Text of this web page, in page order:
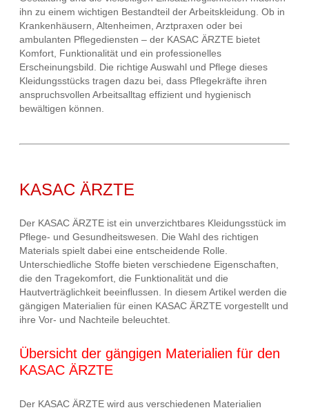
ihn zu einem wichtigen Bestandteil der Arbeitskleidung. Ob in
Krankenhäusern, Altenheimen, Arztpraxen oder bei
ambulanten Pflegediensten – der KASAC ÄRZTE bietet
Komfort, Funktionalität und ein professionelles
Erscheinungsbild. Die richtige Auswahl und Pflege dieses
Kleidungsstücks tragen dazu bei, dass Pflegekräfte ihren
anspruchsvollen Arbeitsalltag effizient und hygienisch
bewältigen können.
KASAC ÄRZTE
Der KASAC ÄRZTE ist ein unverzichtbares Kleidungsstück im
Pflege- und Gesundheitswesen. Die Wahl des richtigen
Materials spielt dabei eine entscheidende Rolle.
Unterschiedliche Stoffe bieten verschiedene Eigenschaften,
die den Tragekomfort, die Funktionalität und die
Hautverträglichkeit beeinflussen. In diesem Artikel werden die
gängigen Materialien für einen KASAC ÄRZTE vorgestellt und
ihre Vor- und Nachteile beleuchtet.
Übersicht der gängigen Materialien für den
KASAC ÄRZTE
Der KASAC ÄRZTE wird aus verschiedenen Materialien